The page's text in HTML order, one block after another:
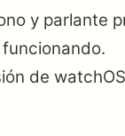
y parlante
de